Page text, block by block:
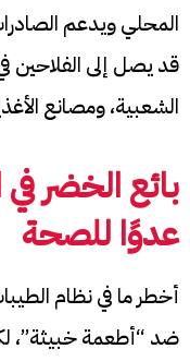
المحلي ويدعم
قد يصل إلى الفلاحين
الشعبية، ومصانع
بائع الخضر
عدوًا للصحة
أخطر ما في نظام
ضد “أطعمة خبيثة”،